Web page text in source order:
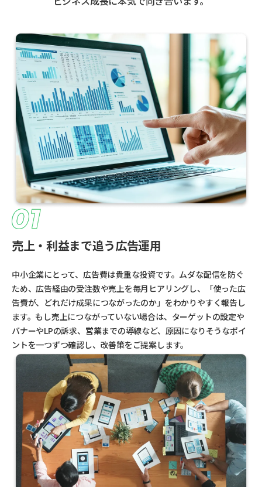
売上・利益まで追う広告運用
中小企業にとって、広告費は貴重な投資です。ムダな配信を防ぐ
ため、広告経由の受注数や売上を毎月ヒアリングし、「使った広
告費が、どれだけ成果につながったのか」をわかりやすく報告し
ます。もし売上につながっていない場合は、ターゲットの設定や
バナーやLPの訴求、営業までの導線など、原因になりそうなポイ
ントを一つずつ確認し、改善策をご提案します。